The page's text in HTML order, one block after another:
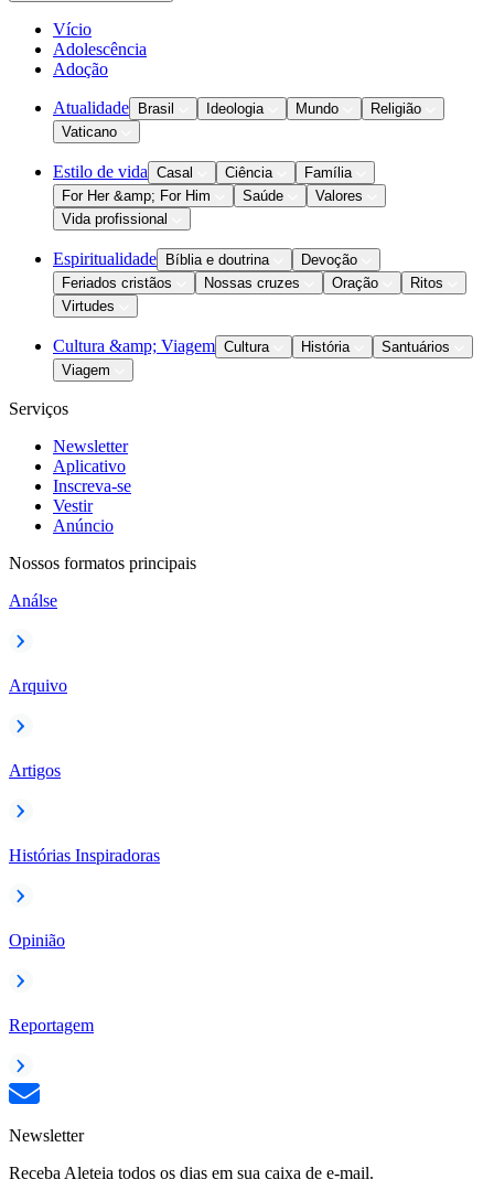
Vício
Adolescência
Adoção
Atualidade Brasil Ideologia Mundo
Religião
Vaticano
Estilo de vida Casal Ciência
Família
For Her &amp; For Him
Saúde
Valores
Vida profissional
Espiritualidade Bíblia e doutrina
Devoção
Feriados cristãos
Nossas cruzes Oração
Ritos
Virtudes
Cultura &amp; Viagem Cultura História
Santuários
Viagem
Serviços
Newsletter
Aplicativo
Inscreva-se
Vestir
Anúncio
Nossos formatos principais
Análse
Arquivo
Artigos
Histórias Inspiradoras
Opinião
Reportagem
Newsletter
Receba Aleteia todos os dias em sua caixa de e-mail.